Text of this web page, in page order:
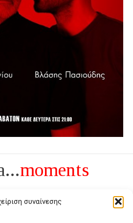
συναίνεσης
moments